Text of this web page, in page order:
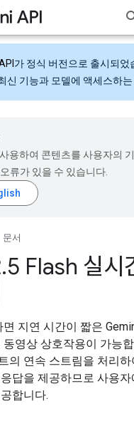
가 정식 버전으로 출시되었
신 기능과 모델에 액세스하는
용하여 콘텐츠를 사용자의
류가 있을 수 있습니다.
문서
.5 Flash 실시
지연 시간이 짧은
영상 상호작용이 가능
의 연속 스트림을 처리
답을 제공하므로 사용자
합니다.